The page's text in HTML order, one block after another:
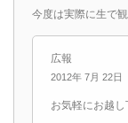
今度は実際に生で
広報
2012年 7月 22日
お気軽にお越